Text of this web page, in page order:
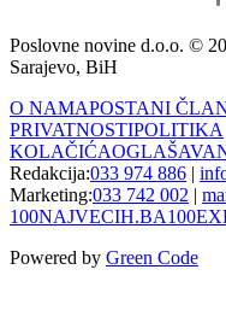
Poslovne novine d.o.o. ©
Sarajevo, BiH
O NAMAPOSTANI
PRIVATNOSTIPOLITIKA
KOLAČIĆA
Redakcija:033 974 886 |
Marketing:033 742 002 |
100NAJVECIH.BA
Powered by Green Code